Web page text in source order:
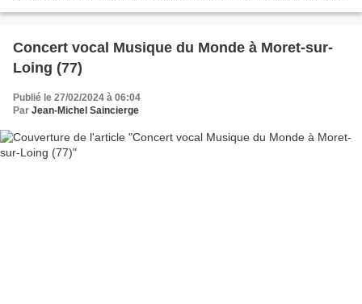
Concert vocal Musique du Monde à Moret-sur-
Loing (77)
Publié le 27/02/2024 à 06:04
Par Jean-Michel Saincierge